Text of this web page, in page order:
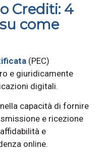
Crediti: 4
come
(PEC)
e giuridicamente
digitali.
capacità di fornire
e ricezione
e
online.